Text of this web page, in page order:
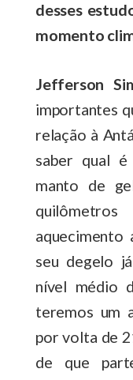
desses
momento
Jefferson
importantes
relação à
saber qual
manto de
aquecimento
seu degelo
nível médio
teremos um
por volta de
de que